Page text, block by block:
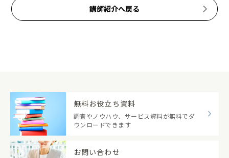
講師紹介へ戻る
無料お役立ち資料
調査やノウハウ、サービス資料が無料でダ
ウンロードできます
お問い合わせ